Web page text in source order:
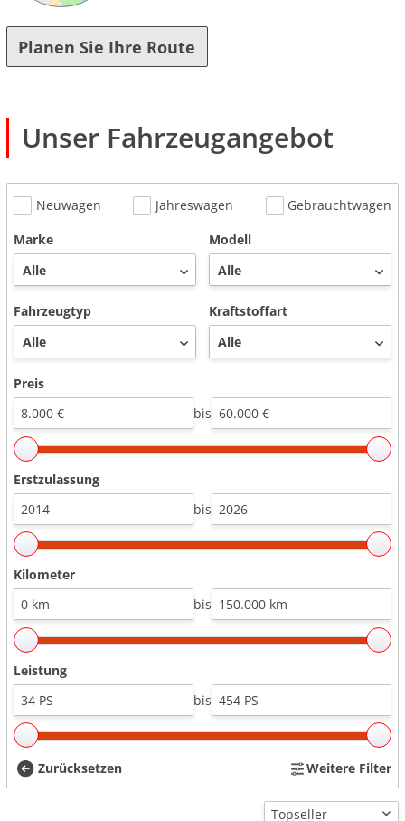
Planen Sie Ihre Route
Unser Fahrzeug­angebot
Neuwagen Jahreswagen
Gebrauchtwagen
Marke
Modell
Fahrzeugtyp Kraftstoffart
Preis
bis
Erstzulassung
bis
Kilometer
bis
Leistung
bis
Zurücksetzen Weitere Filter